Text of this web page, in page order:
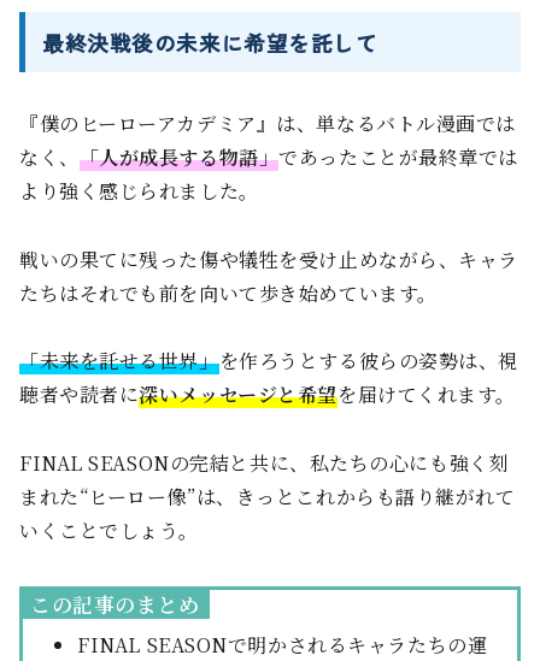
最終決戦後の未来に希望を託して
『僕のヒーローアカデミア』は、単なるバトル漫画では
なく、 「人が成長する物語」であったことが最終章では
より強く感じられました。
戦いの果てに残った傷や犠牲を受け止めながら、キャラ
たちはそれでも前を向いて歩き始めています。
「未来を託せる世界」を作ろうとする彼らの姿勢は、視
聴者や読者に深いメッセージと希望を届けてくれます。
FINAL SEASONの完結と共に、私たちの心にも強く刻
まれた“ヒーロー像”は、きっとこれからも語り継がれて
いくことでしょう。
この記事のまとめ
FINAL SEASONで明かされるキャラたちの運